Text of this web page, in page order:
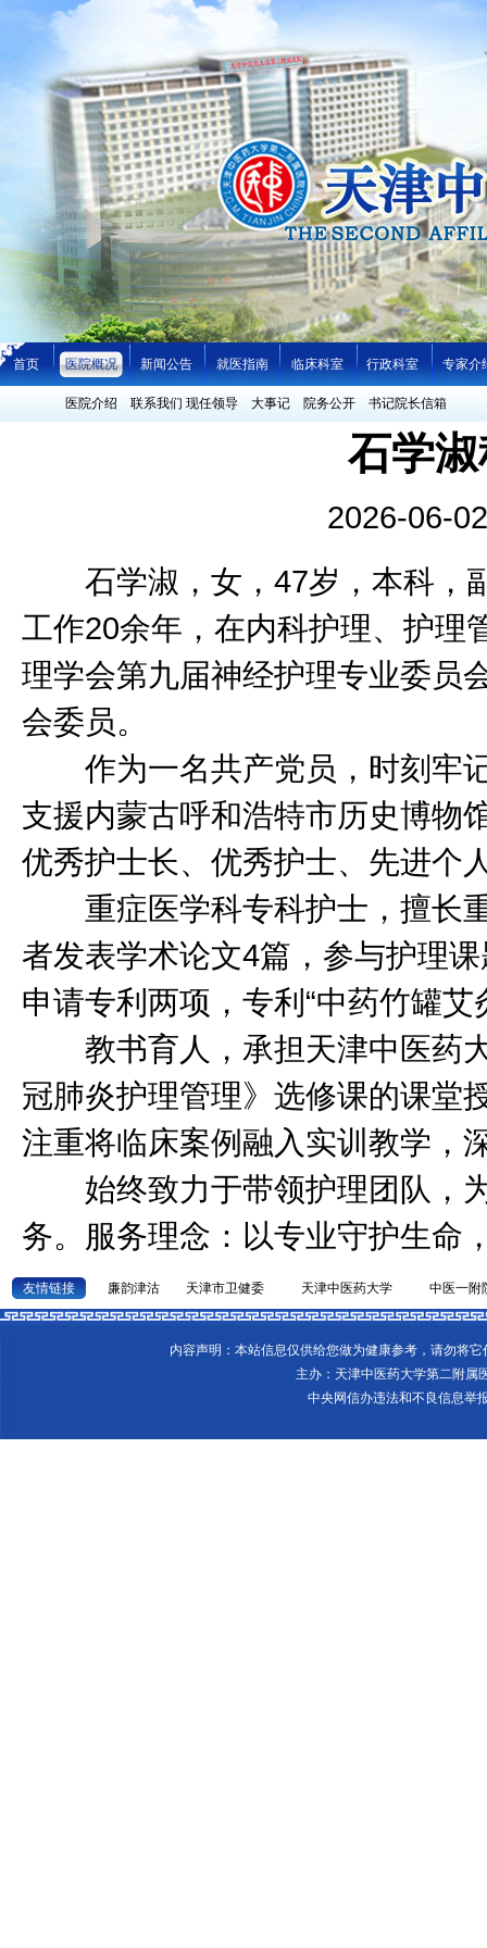
首页 医院概况 新闻公告 就医指南 临床科室 行政科室 专家介
医院介绍 联系我们 现任领导 大事记 院务公开 书记院长信箱
石学
2026-06-
石学淑，女，47岁，本科，
工作20余年，在内科护理、护理
理学会第九届神经护理专业委员
会委员。
作为一名共产党员，时刻牢记
支援内蒙古呼和浩特市历史博物
优秀护士长、优秀护士、先进个
重症医学科专科护士，擅长重
者发表学术论文4篇，参与护理
申请专利两项，专利“中药竹罐
教书育人，承担天津中医药大
冠肺炎护理管理》选修课的课堂
注重将临床案例融入实训教学，
始终致力于带领护理团队，为
务。服务理念：以专业守护生命
友情链接 廉韵津沽 天津市卫健委 天津中医药大学 中医一附
内容声明：本站信息仅供给您做为健康参考，请勿将
主办：天津中医药大学第二附属
中央网信办违法和不良信息举